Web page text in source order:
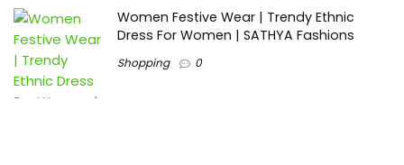
Women Festive Wear | Trendy Ethnic
Dress For Women | SATHYA Fashions
Shopping 0